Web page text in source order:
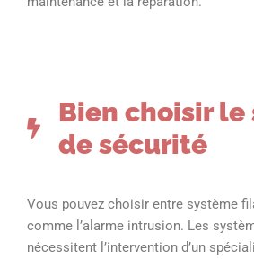
Bien choisir le
de sécurité
Vous pouvez choisir entre système
comme l’alarme intrusion. Les
nécessitent l’intervention d’un